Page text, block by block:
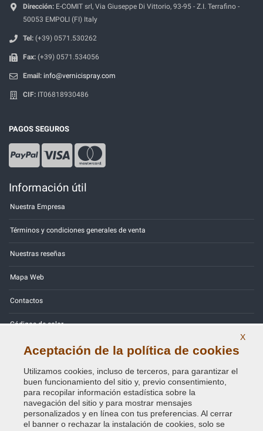
Dirección: E-COMIT srl, Via Giuseppe Di Vittorio, 93-95 - Z.I. Terrafino -
50053 EMPOLI (FI) Italy
Tel: (+39) 0571.530262
Fax: (+39) 0571.534056
Email: info@vernicispray.com
CIF: IT06818930486
PAGOS SEGUROS
Información útil
Nuestra Empresa
Términos y condiciones generales de venta
Nuestras reseñas
Mapa Web
Contactos
Códigos de color
Política de Privacidad - RGPD
Copyright © 2014 - 2026. All Rights Reserved.
Visitantes En Línea: 421
X
Aceptación de la política de cookies
Utilizamos cookies, incluso de terceros, para garantizar el
buen funcionamiento del sitio y, previo consentimiento,
para recopilar información estadística sobre la
navegación del sitio y para mostrar mensajes
personalizados y en línea con tus preferencias. Al cerrar
el banner o rechazar la instalación de cookies, solo se